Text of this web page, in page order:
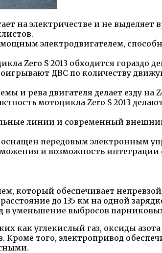
на электричестве и не
мощным электродвигателем,
Zero S 2013 обходится гораздо
ДВС по количеству
и рева двигателя делает езду
мотоцикла Zero S 2013
линии и современный
оснащен передовым электронным
и возможность
который обеспечивает
до 135 км на одной
в уменьшение выбросов
как углекислый газ, оксиды
Кроме того, электропривод